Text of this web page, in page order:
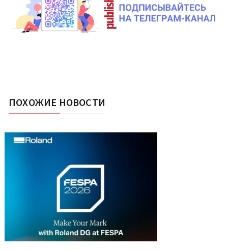
ПОХОЖИЕ НОВОСТИ